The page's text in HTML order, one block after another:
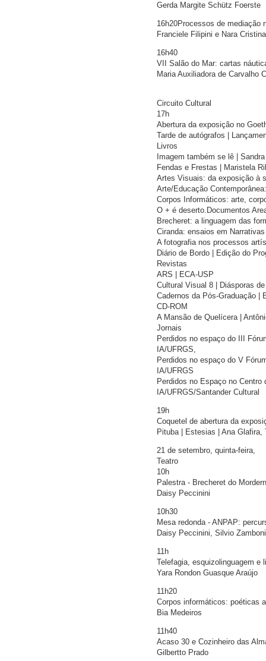
Gerda Margite Schütz Foerste
16h20Processos de mediação
Franciele Filipini e Nara
16h40
VII Salão do Mar: cartas
Maria Auxiliadora de Carvalho
Circuito Cultural
17h
Abertura da exposição no
Tarde de autógrafos |
Livros
Imagem também se lê |
Fendas e Frestas | Maristela
Artes Visuais: da exposição à
Arte/Educação
Corpos Informáticos: arte,
O + é deserto.Documentos
Brecheret: a linguagem das
Ciranda: ensaios em
A fotografia nos processos
Diário de Bordo | Edição do
Revistas
ARS | ECA-USP
Cultural Visual 8 | Diásporas
Cadernos da Pós-Graduação |
CD-ROM
A Mansão de Quelícera |
Jornais
Perdidos no espaço do III
IA/UFRGS,
Perdidos no espaço do V
IA/UFRGS
Perdidos no Espaço no
IA/UFRGS/Santander Cultural
19h
Coquetel de abertura da
Pituba | Estesias | Ana Glafira,
21 de setembro, quinta-feira,
Teatro
10h
Palestra - Brecheret do
Daisy Peccinini
10h30
Mesa redonda - ANPAP:
Daisy Peccinini, Silvio
11h
Telefagia, esquizolinguagem e
Yara Rondon Guasque Araújo
11h20
Corpos informáticos: poéticas
Bia Medeiros
11h40
Acaso 30 e Cozinheiro das
Gilbertto Prado